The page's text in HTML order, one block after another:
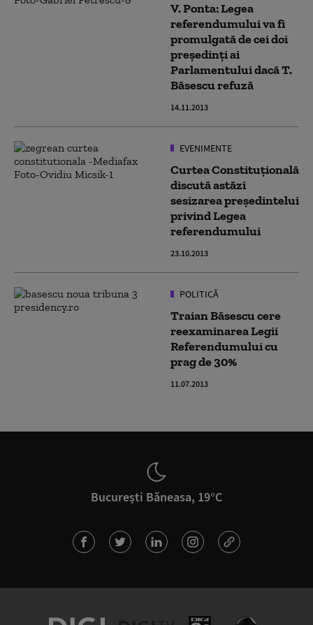
V. Ponta: Legea
referendumului va fi
promulgată de cei doi
preşedinţi ai
Parlamentului dacă T.
Băsescu refuză
14.11.2013
EVENIMENTE
Curtea Constituţională
discută astăzi
sesizarea președintelui
privind Legea
referendumului
23.10.2013
POLITICĂ
Traian Băsescu cere
reexaminarea Legii
Referendumului cu
prag de 30%
11.07.2013
București Băneasa, 19°C